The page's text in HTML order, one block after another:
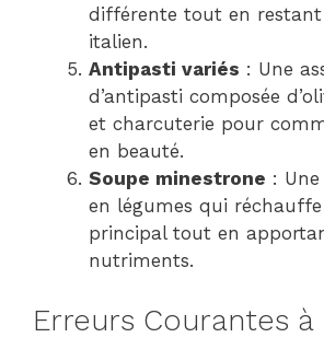
différente tout en restant
italien.
Antipasti variés : Une
d’antipasti composée
et charcuterie pour
en beauté.
Soupe minestrone :
en légumes qui
principal tout en
nutriments.
Erreurs Courantes à